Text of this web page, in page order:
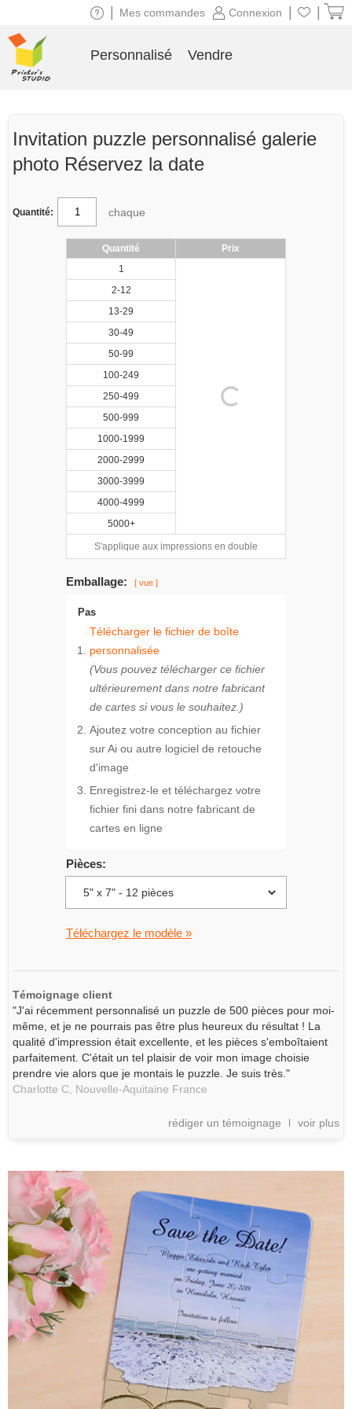
Invitation puzzle personnalisé galerie
photo Réservez la date
Quantité: chaque
Quantité
Prix
1
2-12
13-29
30-49
50-99
100-249
250-499
500-999
1000-1999
2000-2999
3000-3999
4000-4999
5000+
S'applique aux impressions en double
Emballage: [ vue ]
Pas
Télécharger le fichier de boîte
personnalisée
(Vous pouvez télécharger ce fichier
ultérieurement dans notre fabricant
de cartes si vous le souhaitez.)
Ajoutez votre conception au fichier
sur Ai ou autre logiciel de retouche
d'image
Enregistrez-le et téléchargez votre
fichier fini dans notre fabricant de
cartes en ligne
Pièces:
Téléchargez le modèle »
Témoignage client
"J'ai récemment personnalisé un puzzle de 500 pièces pour moi-
même, et je ne pourrais pas être plus heureux du résultat ! La
qualité d'impression était excellente, et les pièces s'emboîtaient
parfaitement. C'était un tel plaisir de voir mon image choisie
prendre vie alors que je montais le puzzle. Je suis très."
Charlotte C,
Nouvelle-Aquitaine France
rédiger un témoignage voir plus
Connexion
Mes commandes
Personnalisé Vendre